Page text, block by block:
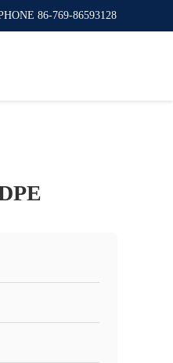
86-769-86593128